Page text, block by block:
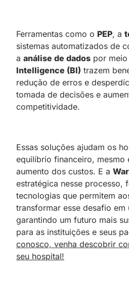
Ferramentas como o PEP, a
sistemas automatizados de
a análise de dados por
Intelligence (BI) trazem
redução de erros e
tomada de decisões e
competitividade.
Essas soluções ajudam os
equilíbrio financeiro, mesmo
aumento dos custos. E a
estratégica nesse processo,
tecnologias que permitem
transformar esse desafio em
garantindo um futuro mais
para as instituições e seus
conosco, venha descobrir
seu hospital!